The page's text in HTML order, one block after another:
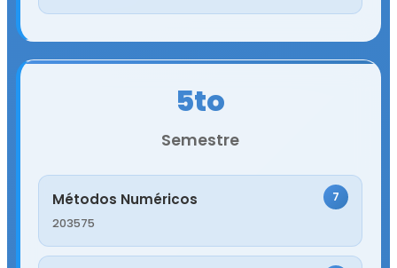
5to
Semestre
Métodos Numéricos
203575
7